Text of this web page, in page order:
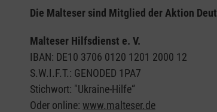
Die Malteser sind Mitglied der Aktion
Malteser Hilfsdienst e. V.
IBAN: DE10 3706 0120 1201 2000 12
S.W.I.F.T.: GENODED 1PA7
Stichwort: "Ukraine-Hilfe“
Oder online: www.malteser.de